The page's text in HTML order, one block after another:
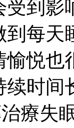
受到
到每
愉悦
时间
療失